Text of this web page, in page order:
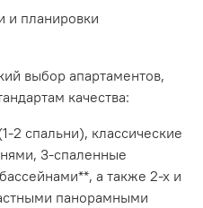
и планировки
выбор апартаментов,
качества:
2 спальни), классические
3-спаленные
а также 2-х и
панорамными